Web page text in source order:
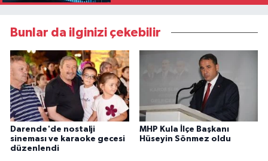
Bunlar da ilginizi çekebilir
Darende'de nostalji
sineması ve karaoke gecesi
düzenlendi
MHP Kula İlçe Başkanı
Hüseyin Sönmez oldu